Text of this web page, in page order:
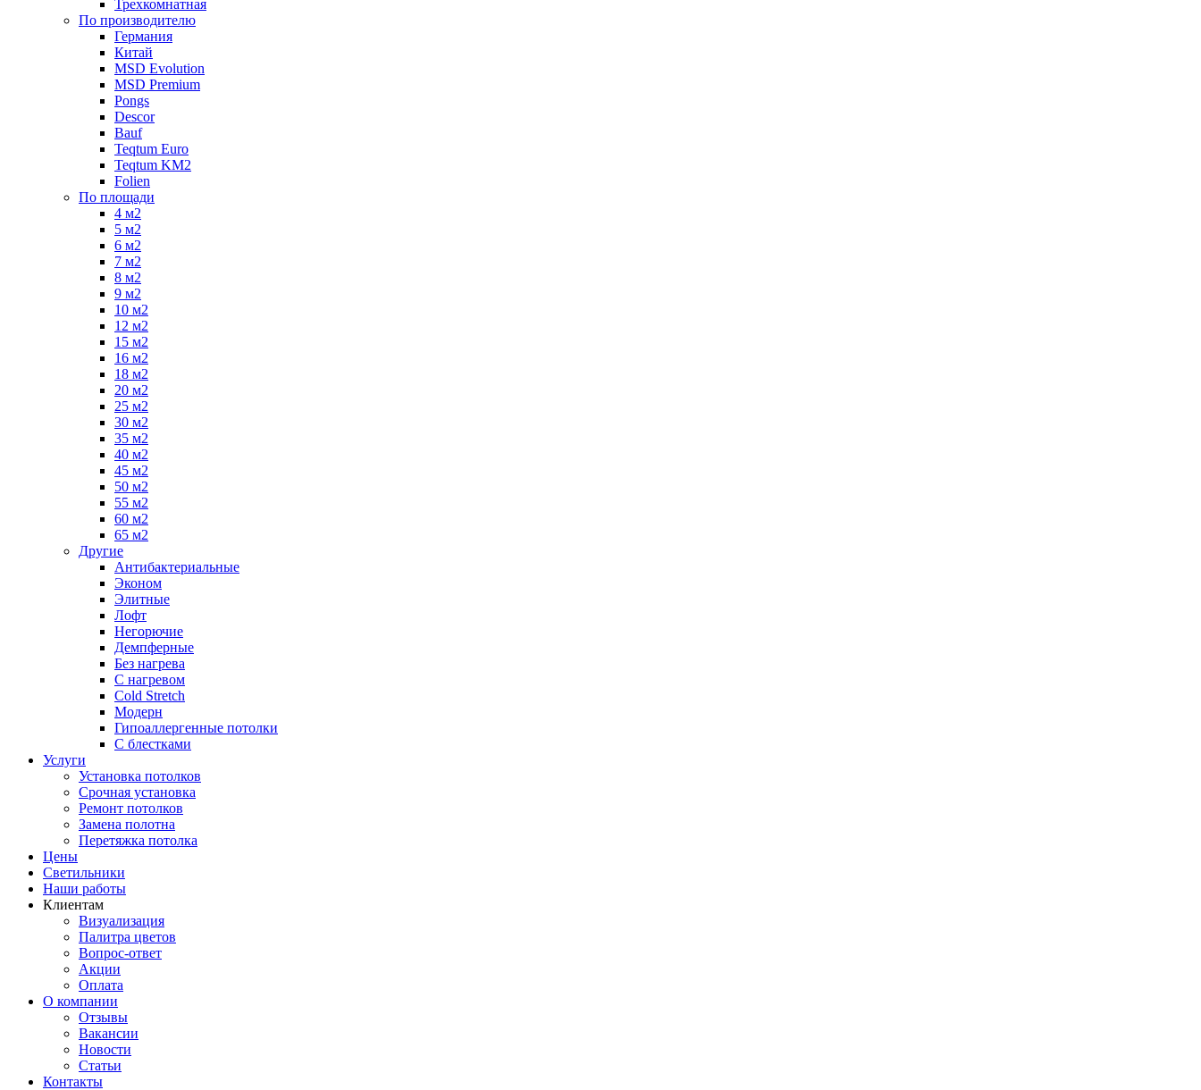
Трехкомнатная
По производителю
Германия
Китай
MSD Evolution
MSD Premium
Pongs
Descor
Bauf
Teqtum Euro
Teqtum KM2
Folien
По площади
4 м2
5 м2
6 м2
7 м2
8 м2
9 м2
10 м2
12 м2
15 м2
16 м2
18 м2
20 м2
25 м2
30 м2
35 м2
40 м2
45 м2
50 м2
55 м2
60 м2
65 м2
Другие
Антибактериальные
Эконом
Элитные
Лофт
Негорючие
Демпферные
Без нагрева
С нагревом
Cold Stretch
Модерн
Гипоаллергенные потолки
С блестками
Услуги
Установка потолков
Срочная установка
Ремонт потолков
Замена полотна
Перетяжка потолка
Цены
Светильники
Наши работы
Клиентам
Визуализация
Палитра цветов
Вопрос-ответ
Акции
Оплата
О компании
Отзывы
Вакансии
Новости
Статьи
Контакты